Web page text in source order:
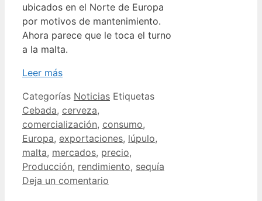
ubicados en el Norte de Europa
por motivos de mantenimiento.
Ahora parece que le toca el turno
a la malta.
Leer más
Categorías Noticias Etiquetas
Cebada, cerveza,
comercialización, consumo,
Europa, exportaciones, lúpulo,
malta, mercados, precio,
Producción, rendimiento, sequía
Deja un comentario